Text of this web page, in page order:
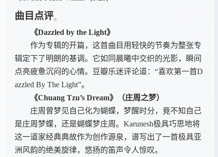
曲目点评
《Dazzled by the Light》
作为专辑的开篇，这首曲目用轻快的节奏为整张专
辑定下了明朗的基调。它如同晨曦中交织的光影，瞬间
点亮疲惫沉闷的心情。豆瓣乐迷评论道：“喜欢第一首D
azzled By The Light”。
《Chuang Tzu’s Dream》（庄周之梦）
庄周曾梦见自己化为蝴蝶，梦醒时分，竟不知自己
是庄周梦蝶，还是蝴蝶梦庄周。Karunesh极具巧思地将
这一道家经典典故作为创作源泉，谱写出了一首极具亚
洲风韵的绝美旋律，悠扬的笛声令人惊叹。